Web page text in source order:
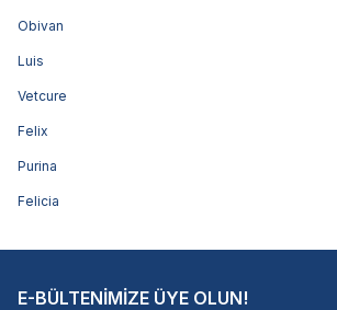
Obivan
Luis
Vetcure
Felix
Purina
Felicia
E-BÜLTENİMİZE ÜYE OLUN!